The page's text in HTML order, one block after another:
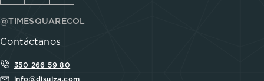
@TIMESQUARECOL
Contáctanos
350 266 59 80
info@disuiza.com